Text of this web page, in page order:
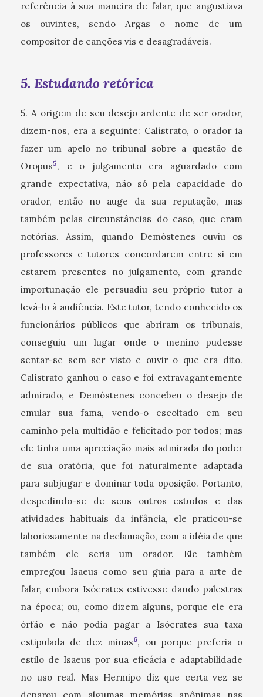
referência à sua maneira de falar, que angustiava
os ouvintes, sendo Argas o nome de um
compositor de canções vis e desagradáveis.
5. Estudando retórica
5. A origem de seu desejo ardente de ser orador,
dizem-nos, era a seguinte: Calístrato, o orador ia
fazer um apelo no tribunal sobre a questão de
Oropus5, e o julgamento era aguardado com
grande expectativa, não só pela capacidade do
orador, então no auge da sua reputação, mas
também pelas circunstâncias do caso, que eram
notórias. Assim, quando Demóstenes ouviu os
professores e tutores concordarem entre si em
estarem presentes no julgamento, com grande
importunação ele persuadiu seu próprio tutor a
levá-lo à audiência. Este tutor, tendo conhecido os
funcionários públicos que abriram os tribunais,
conseguiu um lugar onde o menino pudesse
sentar-se sem ser visto e ouvir o que era dito.
Calístrato ganhou o caso e foi extravagantemente
admirado, e Demóstenes concebeu o desejo de
emular sua fama, vendo-o escoltado em seu
caminho pela multidão e felicitado por todos; mas
ele tinha uma apreciação mais admirada do poder
de sua oratória, que foi naturalmente adaptada
para subjugar e dominar toda oposição. Portanto,
despedindo-se de seus outros estudos e das
atividades habituais da infância, ele praticou-se
laboriosamente na declamação, com a idéia de que
também ele seria um orador. Ele também
empregou Isaeus como seu guia para a arte de
falar, embora Isócrates estivesse dando palestras
na época; ou, como dizem alguns, porque ele era
órfão e não podia pagar a Isócrates sua taxa
estipulada de dez minas6, ou porque preferia o
estilo de Isaeus por sua eficácia e adaptabilidade
no uso real. Mas Hermipo diz que certa vez se